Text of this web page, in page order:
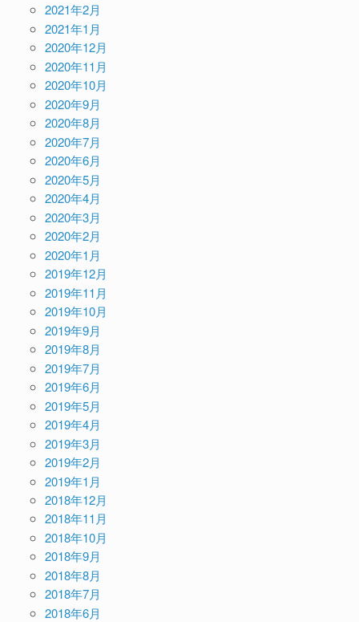
2021年2月
2021年1月
2020年12月
2020年11月
2020年10月
2020年9月
2020年8月
2020年7月
2020年6月
2020年5月
2020年4月
2020年3月
2020年2月
2020年1月
2019年12月
2019年11月
2019年10月
2019年9月
2019年8月
2019年7月
2019年6月
2019年5月
2019年4月
2019年3月
2019年2月
2019年1月
2018年12月
2018年11月
2018年10月
2018年9月
2018年8月
2018年7月
2018年6月